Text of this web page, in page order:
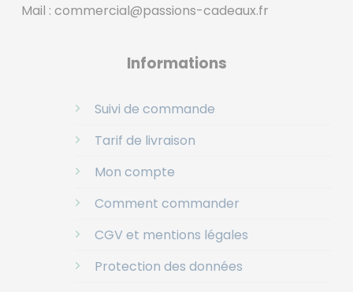
Mail : commercial@passions-cadeaux.fr
Informations
Suivi de commande
Tarif de livraison
Mon compte
Comment commander
CGV et mentions légales
Protection des données